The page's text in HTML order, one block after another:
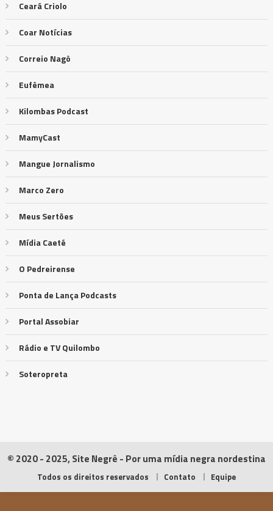
Ceará Criolo
Coar Notícias
Correio Nagô
Eufêmea
Kilombas Podcast
MamyCast
Mangue Jornalismo
Marco Zero
Meus Sertões
Mídia Caeté
O Pedreirense
Ponta de Lança Podcasts
Portal Assobiar
Rádio e TV Quilombo
Soteropreta
© 2020 - 2025, Site Negrê - Por uma mídia negra nordestina
Todos os direitos reservados Contato Equipe